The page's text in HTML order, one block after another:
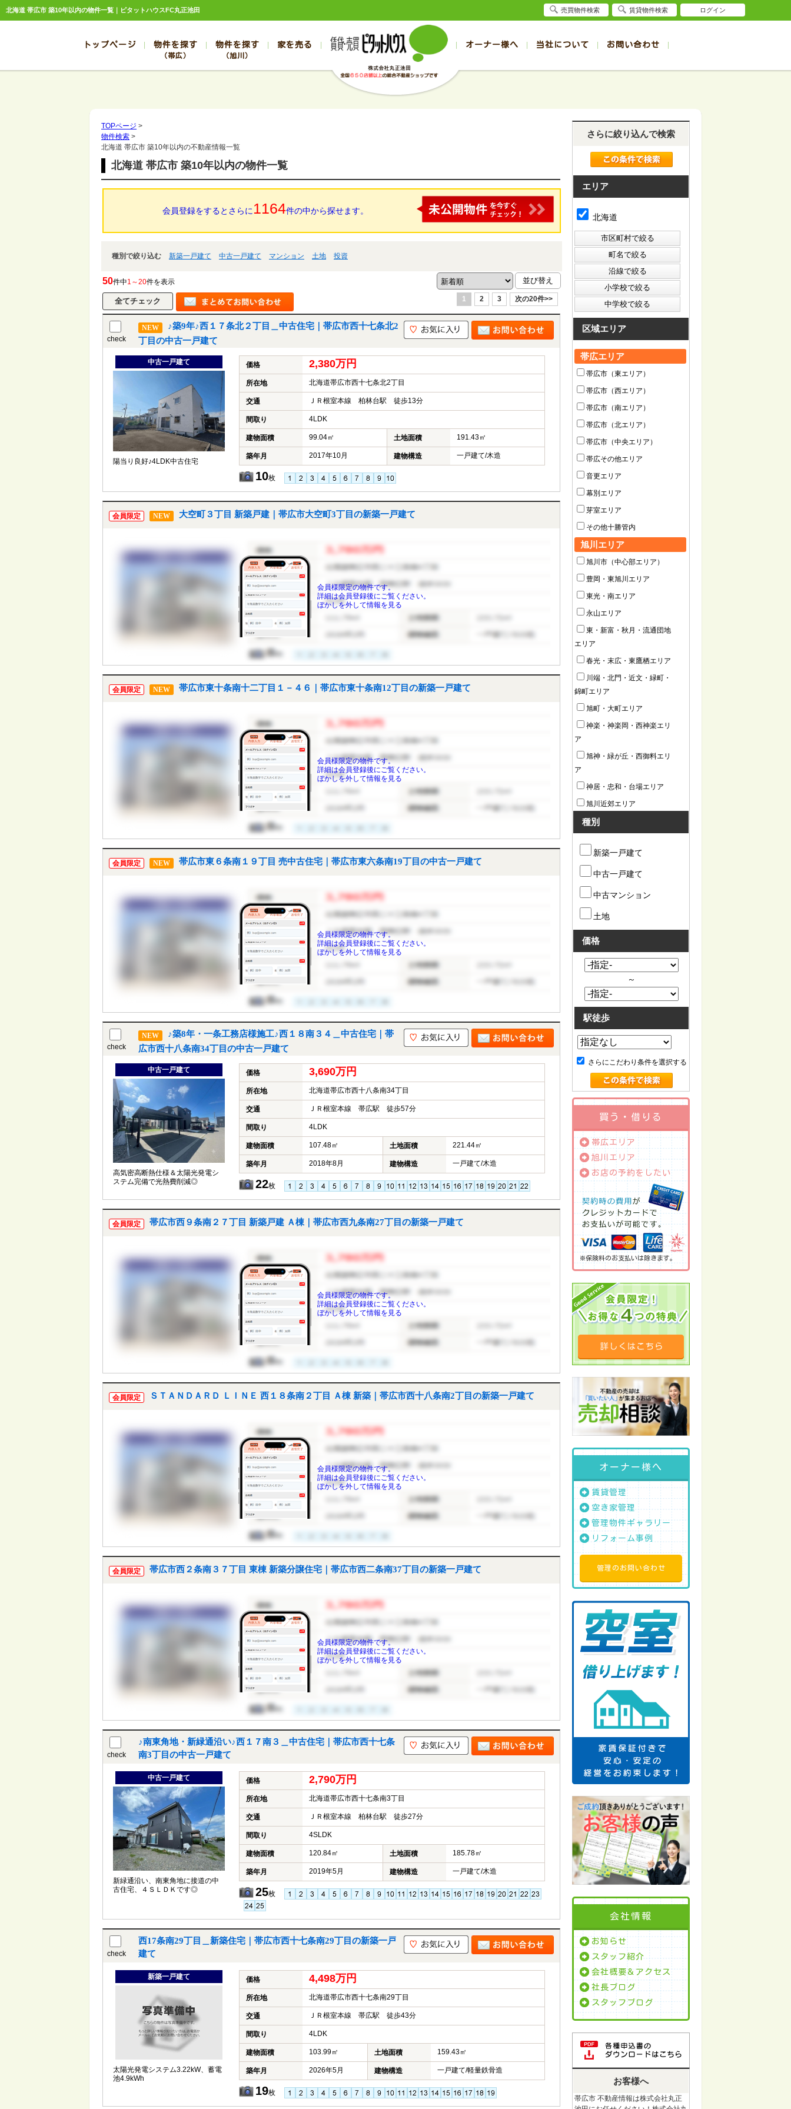
北海道 帯広市 築10年以内の物件一覧｜ピタットハウスFC丸正池田
トップページ 物件を探す
（帯広）
売買
帯広の中古マンション
帯広の1DK～1LDK賃貸
帯広の2K～2LDK賃貸
帯広の3K～3LDK賃貸
物件を探す
（旭川）
売買
旭川の中古マンション
旭川の1DK～1LDK賃貸
旭川の2K～2LDK賃貸
旭川の3K～3LDK賃貸
家を売る オーナー様へ 当社について
スタッフブログ お客様の声
お問い合わせ
売却のお問合せ 入居者様ページ
TOPページ >
物件検索 >
北海道 帯広市 築10年以内の不動産情報一覧
北海道 帯広市 築10年以内の物件一覧
会員登録をするとさらに 1164件の中から探せます。
種別で絞り込む 新築一戸建て 中古一戸建て マンション 土地 投資
50件中1～20件を表示
1 2 3 次の20件>>
check
NEW
♪築9年♪西１７条北２丁目＿中古住宅｜帯広市西十七条北2
丁目の中古一戸建て
中古一戸建て
陽当り良好♪4LDK中古住宅
価格 2,380万円
所在地 北海道帯広市西十七条北2丁目
交通 ＪＲ根室本線 柏林台駅 徒歩13分
間取り 4LDK
建物面積 99.04㎡ 土地面積 191.43㎡
築年月 2017年10月 建物構造 一戸建て/木造
10枚
会員限定 NEW 大空町３丁目 新築戸建｜帯広市大空町3丁目の新築一戸建て
会員様限定の物件です。
詳細は会員登録後にご覧ください。
ぼかしを外して情報を見る
会員限定 NEW 帯広市東十条南十二丁目１－４６｜帯広市東十条南12丁目の新築一戸建て
会員様限定の物件です。
詳細は会員登録後にご覧ください。
ぼかしを外して情報を見る
会員限定 NEW 帯広市東６条南１９丁目 売中古住宅｜帯広市東六条南19丁目の中古一戸建て
会員様限定の物件です。
詳細は会員登録後にご覧ください。
ぼかしを外して情報を見る
check
NEW
♪築8年・一条工務店様施工♪西１８南３４＿中古住宅｜帯
広市西十八条南34丁目の中古一戸建て
中古一戸建て
高気密高断熱仕様＆太陽光発電シ
ステム完備で光熱費削減◎
価格 3,690万円
所在地 北海道帯広市西十八条南34丁目
交通 ＪＲ根室本線 帯広駅 徒歩57分
間取り 4LDK
建物面積 107.48㎡ 土地面積 221.44㎡
築年月 2018年8月 建物構造 一戸建て/木造
22枚
会員限定 帯広市西９条南２７丁目 新築戸建 Ａ棟｜帯広市西九条南27丁目の新築一戸建て
会員様限定の物件です。
詳細は会員登録後にご覧ください。
ぼかしを外して情報を見る
会員限定 ＳＴＡＮＤＡＲＤ ＬＩＮＥ 西１８条南２丁目 Ａ棟 新築｜帯広市西十八条南2丁目の新築一戸建て
会員様限定の物件です。
詳細は会員登録後にご覧ください。
ぼかしを外して情報を見る
会員限定 帯広市西２条南３７丁目 東棟 新築分譲住宅｜帯広市西二条南37丁目の新築一戸建て
会員様限定の物件です。
詳細は会員登録後にご覧ください。
ぼかしを外して情報を見る
check
♪南東角地・新緑通沿い♪西１７南３＿中古住宅｜帯広市西十七条
南3丁目の中古一戸建て
中古一戸建て
新緑通沿い、南東角地に接道の中
古住宅、４ＳＬＤＫです◎
価格 2,790万円
所在地 北海道帯広市西十七条南3丁目
交通 ＪＲ根室本線 柏林台駅 徒歩27分
間取り 4SLDK
建物面積 120.84㎡ 土地面積 185.78㎡
築年月 2019年5月 建物構造 一戸建て/木造
25枚
check
西17条南29丁目＿新築住宅｜帯広市西十七条南29丁目の新築一戸
建て
新築一戸建て
太陽光発電システム3.22kW、蓄電
池4.9kWh
価格 4,498万円
所在地 北海道帯広市西十七条南29丁目
交通 ＪＲ根室本線 帯広駅 徒歩43分
間取り 4LDK
建物面積 103.99㎡ 土地面積 159.43㎡
築年月 2026年5月 建物構造 一戸建て/軽量鉄骨造
19枚
さらに絞り込んで検索
エリア
北海道
区域エリア
帯広エリア
帯広市（東エリア）
帯広市（西エリア）
帯広市（南エリア）
帯広市（北エリア）
帯広市（中央エリア）
帯広その他エリア
音更エリア
幕別エリア
芽室エリア
その他十勝管内
旭川エリア
旭川市（中心部エリア）
豊岡・東旭川エリア
東光・南エリア
永山エリア
東・新富・秋月・流通団地
エリア
春光・末広・東鷹栖エリア
川端・北門・近文・緑町・
錦町エリア
旭町・大町エリア
神楽・神楽岡・西神楽エリ
ア
旭神・緑が丘・西御料エリ
ア
神居・忠和・台場エリア
旭川近郊エリア
種別
新築一戸建て
中古一戸建て
中古マンション
土地
価格
～
駅徒歩
さらにこだわり条件を選択する
買う・借りる
帯広エリア
旭川エリア
お店の予約をしたい
※保険料のお支払いは除きます。
オーナー様へ
賃貸管理
空き家管理
管理物件ギャラリー
リフォーム事例
管理のお問い合わせ
会社情報
お知らせ
スタッフ紹介
会社概要＆アクセス
社長ブログ
スタッフブログ
お客様へ
帯広市 不動産情報は株式会社丸正
売買物件検索 賃貸物件検索 ログイン